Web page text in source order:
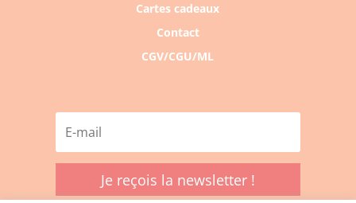
Cartes cadeaux
Contact
CGV/CGU/ML
Je reçois la newsletter !